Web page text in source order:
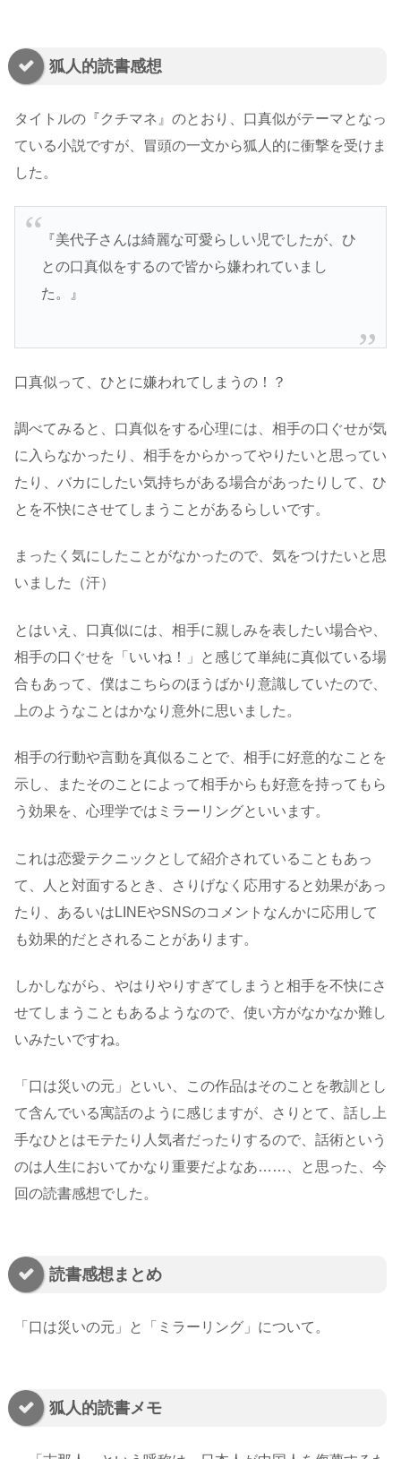
狐人的読書感想
タイトルの『クチマネ』のとおり、口真似がテーマとなっ
ている小説ですが、冒頭の一文から狐人的に衝撃を受けま
した。
『美代子さんは綺麗な可愛らしい児でしたが、ひ
との口真似をするので皆から嫌われていまし
た。』
口真似って、ひとに嫌われてしまうの！？
調べてみると、口真似をする心理には、相手の口ぐせが気
に入らなかったり、相手をからかってやりたいと思ってい
たり、バカにしたい気持ちがある場合があったりして、ひ
とを不快にさせてしまうことがあるらしいです。
まったく気にしたことがなかったので、気をつけたいと思
いました（汗）
とはいえ、口真似には、相手に親しみを表したい場合や、
相手の口ぐせを「いいね！」と感じて単純に真似ている場
合もあって、僕はこちらのほうばかり意識していたので、
上のようなことはかなり意外に思いました。
相手の行動や言動を真似ることで、相手に好意的なことを
示し、またそのことによって相手からも好意を持ってもら
う効果を、心理学ではミラーリングといいます。
これは恋愛テクニックとして紹介されていることもあっ
て、人と対面するとき、さりげなく応用すると効果があっ
たり、あるいはLINEやSNSのコメントなんかに応用して
も効果的だとされることがあります。
しかしながら、やはりやりすぎてしまうと相手を不快にさ
せてしまうこともあるようなので、使い方がなかなか難し
いみたいですね。
「口は災いの元」といい、この作品はそのことを教訓とし
て含んでいる寓話のように感じますが、さりとて、話し上
手なひとはモテたり人気者だったりするので、話術という
のは人生においてかなり重要だよなあ……、と思った、今
回の読書感想でした。
読書感想まとめ
「口は災いの元」と「ミラーリング」について。
狐人的読書メモ